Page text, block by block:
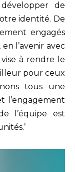
de
identité. De
engagés
l’avenir avec
à rendre le
pour ceux
tous une
l’engagement
l’équipe est